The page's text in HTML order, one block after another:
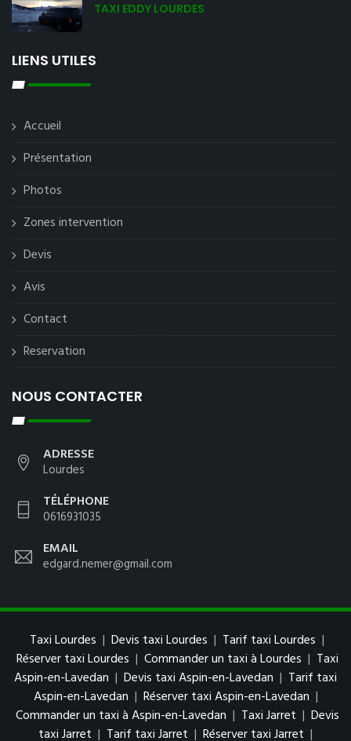
TAXI EDDY LOURDES
LIENS UTILES
Accueil
Présentation
Photos
Zones intervention
Devis
Avis
Contact
Reservation
NOUS CONTACTER
ADRESSE
Lourdes
TÉLÉPHONE
0616931035
EMAIL
edgard.nemer@gmail.com
Taxi Lourdes | Devis taxi Lourdes | Tarif taxi Lourdes |
Réserver taxi Lourdes | Commander un taxi à Lourdes | Taxi
Aspin-en-Lavedan | Devis taxi Aspin-en-Lavedan | Tarif taxi
Aspin-en-Lavedan | Réserver taxi Aspin-en-Lavedan |
Commander un taxi à Aspin-en-Lavedan | Taxi Jarret | Devis
taxi Jarret | Tarif taxi Jarret | Réserver taxi Jarret |